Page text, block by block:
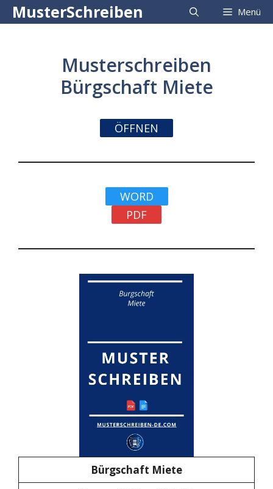
Zum
Inhalt
MusterSchreiben Menü
Musterschreiben
Bürgschaft Miete
ÖFFNEN
WORD
PDF
Bürgschaft Miete